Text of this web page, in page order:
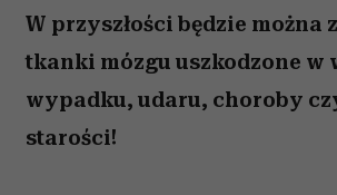
W przyszłości będzie można
tkanki mózgu uszkodzone w
wypadku, udaru, choroby
starości!